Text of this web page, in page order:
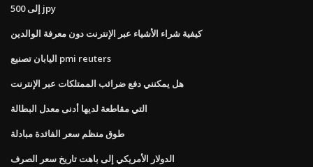
500 إلى jpy
كيفية شراء الأشياء عبر الإنترنت دون معرفة الوالدين
اليابان تصنيع pmi reuters
هل يمكنني دفع ضرائب الممتلكات عبر الإنترنت
التي مقاطعة لديها أدنى معدل البطالة
طوق منظم سعر الفائدة مبادلة
الدولار الأمريكي إلى باهت تاريخ سعر الصرف